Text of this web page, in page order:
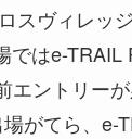
スヴィレッ
ではe-TRAIL
エントリー
がてら、e-